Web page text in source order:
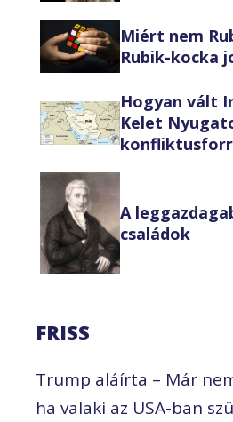
Miért nem
Rubik-kocka
Hogyan vált
Kelet
A
családok
FRISS
Trump aláírta – Már
ha valaki az USA-ban